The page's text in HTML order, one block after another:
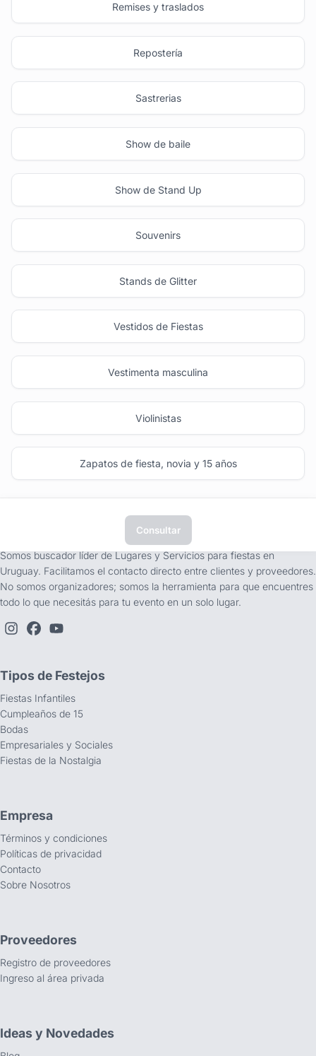
Remises y traslados
Repostería
Sastrerias
Show de baile
Show de Stand Up
Souvenirs
Stands de Glitter
Vestidos de Fiestas
Vestimenta masculina
Violinistas
Zapatos de fiesta, novia y 15 años
Consultar
Somos buscador líder de Lugares y Servicios para fiestas en
Uruguay. Facilitamos el contacto directo entre clientes y proveedores.
No somos organizadores; somos la herramienta para que encuentres
todo lo que necesitás para tu evento en un solo lugar.
Tipos de Festejos
Fiestas Infantiles
Cumpleaños de 15
Bodas
Empresariales y Sociales
Fiestas de la Nostalgia
Empresa
Términos y condiciones
Políticas de privacidad
Contacto
Sobre Nosotros
Proveedores
Registro de proveedores
Ingreso al área privada
Ideas y Novedades